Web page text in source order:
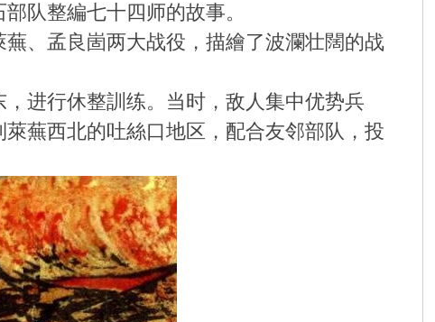
队整編七十四师的故事。
、孟良崮两大战役，描繪了波瀾壮闊的战
进行休整訓练。当时，敌人集中优势兵
蕪西北的吐絲口地区，配合友邻部队，投